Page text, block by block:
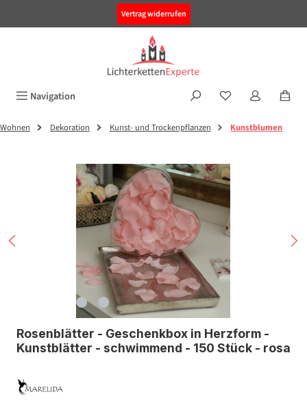
Vertrag widerrufen
Navigation
Wohnen Dekoration Kunst- und Trockenpflanzen Kunstblumen
Bildergalerie überspringen
Rosenblätter - Geschenkbox in Herzform -
Kunstblätter - schwimmend - 150 Stück - rosa